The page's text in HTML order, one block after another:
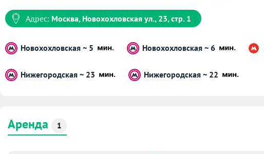
Адрес: Москва, Новохохловская ул., 23, стр. 1
Новохохловская ~ 5 Новохохловская ~ 6
Нижегородская ~ 23 Нижегородская ~ 22
Аренда 1